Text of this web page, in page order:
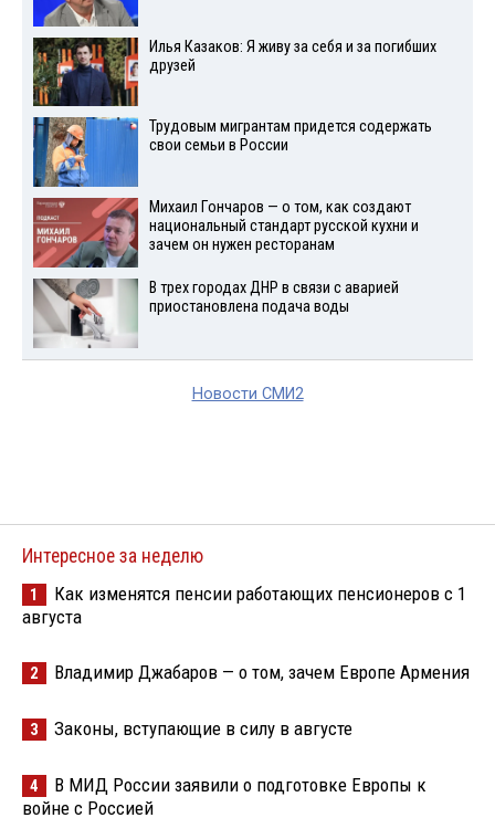
Илья Казаков: Я живу за себя и за погибших
друзей
Трудовым мигрантам придется содержать
свои семьи в России
Михаил Гончаров — о том, как создают
национальный стандарт русской кухни и
зачем он нужен ресторанам
В трех городах ДНР в связи с аварией
приостановлена подача воды
Новости СМИ2
Интересное за неделю
1
Как изменятся пенсии работающих пенсионеров с 1
августа
2 Владимир Джабаров — о том, зачем Европе Армения
3 Законы, вступающие в силу в августе
4
В МИД России заявили о подготовке Европы к
войне с Россией